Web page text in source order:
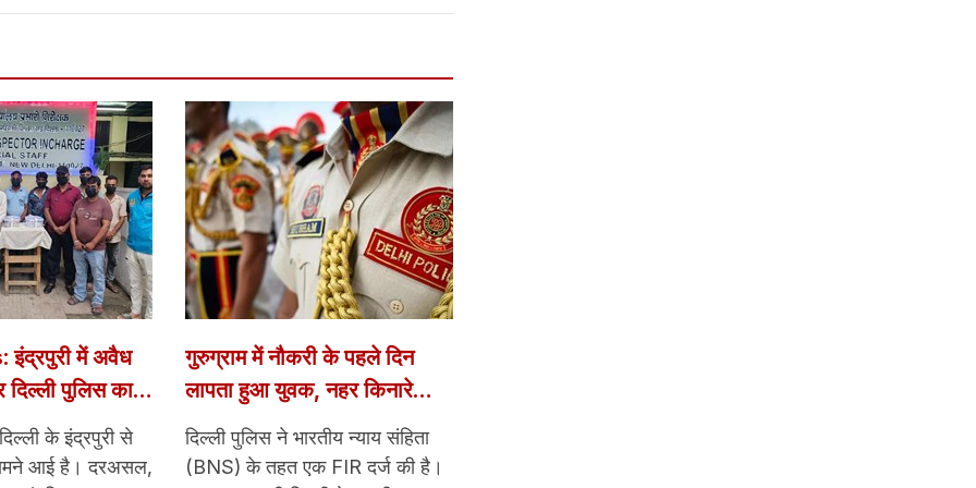
में अवैध
पुलिस का
को पकड़ा;
और अन्य सामान
के इंद्रपुरी से
आई है। दरअसल,
गुरुग्राम में नौकरी के पहले दिन
लापता हुआ युवक, नहर किनारे
मिली कार; दिल्ली पुलिस ने दर्ज की
FIR
दिल्ली पुलिस ने भारतीय न्याय संहिता
(BNS) के तहत एक FIR दर्ज की है।